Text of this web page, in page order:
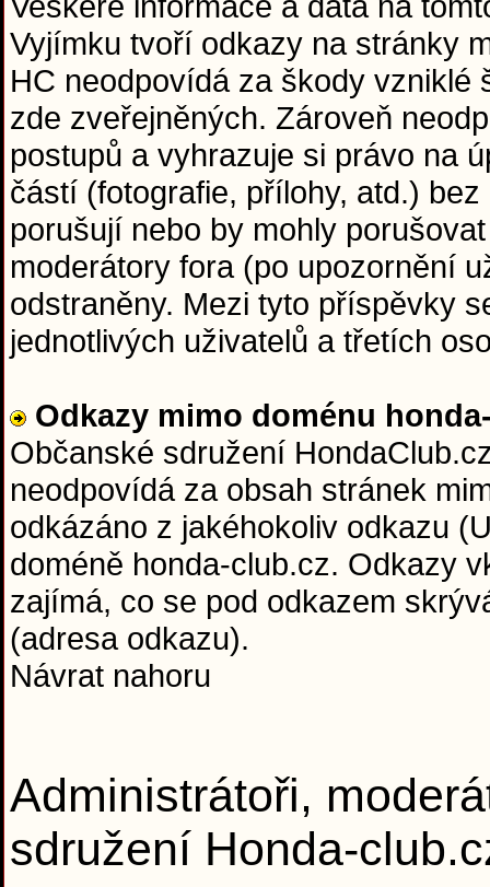
Vyjímku tvoří odkazy na stránky
HC neodpovídá za škody vzniklé
zde zveřejněných. Zároveň
postupů a vyhrazuje si právo na
částí (fotografie, přílohy, atd.)
porušují nebo by mohly
moderátory fora (po upozornění
odstraněny. Mezi tyto příspěvky
jednotlivých uživatelů a třetích
Odkazy mimo doménu
Občanské sdružení
neodpovídá za obsah stránek
odkázáno z jakéhokoliv odkazu
doméně honda-club.cz. Odkazy
zajímá, co se pod odkazem
(adresa odkazu).
Návrat nahoru
Administrátoři,
sdružení Honda-